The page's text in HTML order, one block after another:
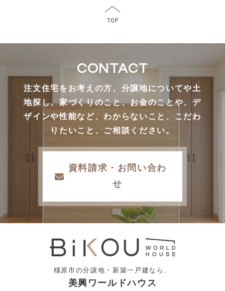
CONTACT
注文住宅をお考えの方、分譲地についてや土
地探し、家づくりのこと、お金のことや、デ
ザインや性能など、わからないこと、こだわ
りたいこと、ご相談ください。
資料請求・お問い合わ
せ
橿原市の分譲地・新築一戸建なら、
美興ワールドハウス